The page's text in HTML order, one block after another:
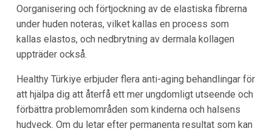
Oorganisering och förtjockning av de elastiska fibrerna
under huden noteras, vilket kallas en process som
kallas elastos, och nedbrytning av dermala kollagen
uppträder också.
Healthy Türkiye erbjuder flera anti-aging behandlingar för
att hjälpa dig att återfå ett mer ungdomligt utseende och
förbättra problemområden som kinderna och halsens
hudveck. Om du letar efter permanenta resultat som kan